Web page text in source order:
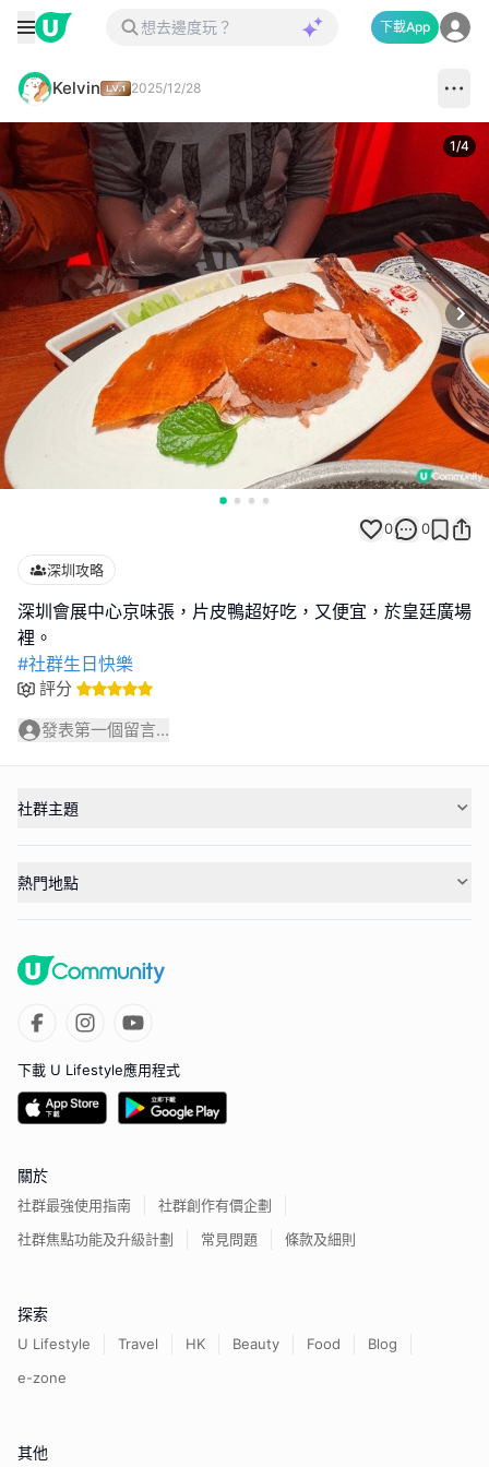
下載App
Kelvin 2025/12/28
1/4
0 0
深圳攻略
深圳會展中心京味張，片皮鴨超好吃，又便宜，於皇廷廣場
#社群生日快樂
評分
發表第一個留言...
社群主題
熱門地點
下載 U Lifestyle應用程式
關於
社群最強使用指南
社群創作有價企劃
社群焦點功能及升級計劃
常見問題 條款及細則
探索
U Lifestyle Travel HK Beauty Food
Blog
e-zone
其他